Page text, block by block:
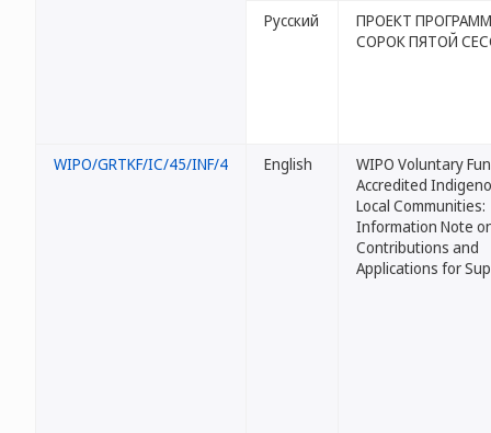
Русский
ПРОЕКТ
СОРОК ПЯТОЙ
WIPO/GRTKF/IC/45/INF/4 English
WIPO Voluntary
Accredited
Local Communities:
Information Note
Contributions and
Applications for